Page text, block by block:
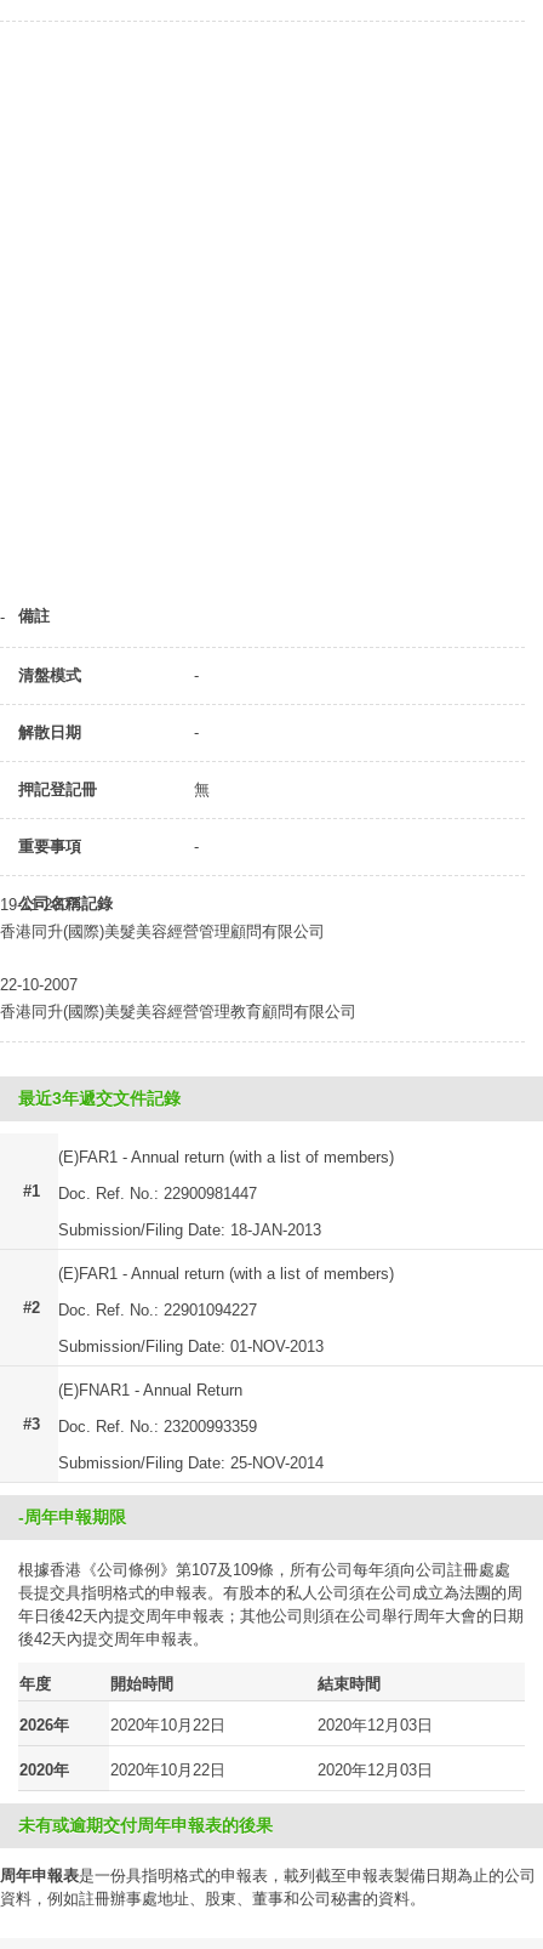
備註
-
清盤模式 -
解散日期 -
押記登記冊 無
重要事項 -
公司名稱記錄
19-11-2007
香港同升(國際)美髮美容經營管理顧問有限公司
22-10-2007
香港同升(國際)美髮美容經營管理教育顧問有限公司
最近3年遞交文件記錄
#1
(E)FAR1 - Annual return (with a list of members)
Doc. Ref. No.: 22900981447
Submission/Filing Date: 18-JAN-2013
#2
(E)FAR1 - Annual return (with a list of members)
Doc. Ref. No.: 22901094227
Submission/Filing Date: 01-NOV-2013
#3
(E)FNAR1 - Annual Return
Doc. Ref. No.: 23200993359
Submission/Filing Date: 25-NOV-2014
-周年申報期限
根據香港《公司條例》第107及109條，所有公司每年須向公司註冊處處
長提交具指明格式的申報表。有股本的私人公司須在公司成立為法團的周
年日後42天內提交周年申報表；其他公司則須在公司舉行周年大會的日期
後42天內提交周年申報表。
年度 開始時間 結束時間
2026年 2020年10月22日 2020年12月03日
2020年 2020年10月22日 2020年12月03日
未有或逾期交付周年申報表的後果
周年申報表是一份具指明格式的申報表，載列截至申報表製備日期為止的公司
資料，例如註冊辦事處地址、股東、董事和公司秘書的資料。